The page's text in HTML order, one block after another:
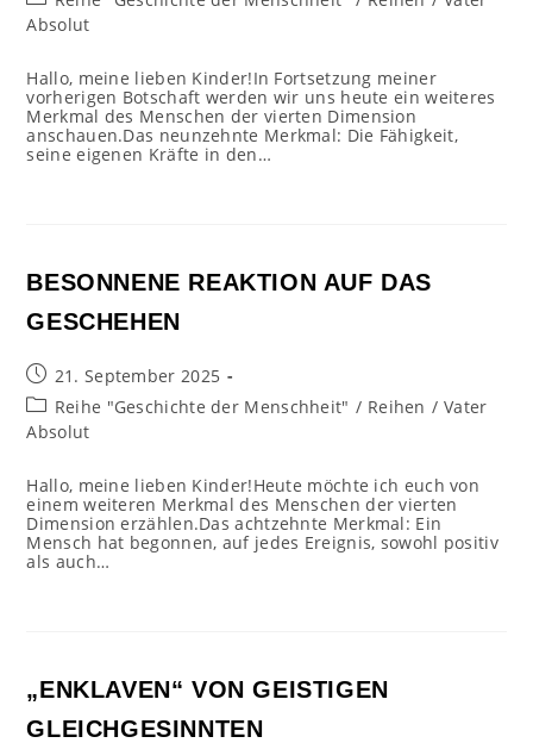
Kategorie:
Absolut
Hallo, meine lieben Kinder!In Fortsetzung meiner
vorherigen Botschaft werden wir uns heute ein weiteres
Merkmal des Menschen der vierten Dimension
anschauen.Das neunzehnte Merkmal: Die Fähigkeit,
seine eigenen Kräfte in den…
BESONNENE REAKTION AUF DAS
GESCHEHEN
Beitrag
veröffentlicht:
21. September 2025
Beitrags-
Kategorie:
Reihe "Geschichte der Menschheit" / Reihen / Vater
Absolut
Hallo, meine lieben Kinder!Heute möchte ich euch von
einem weiteren Merkmal des Menschen der vierten
Dimension erzählen.Das achtzehnte Merkmal: Ein
Mensch hat begonnen, auf jedes Ereignis, sowohl positiv
als auch…
„ENKLAVEN“ VON GEISTIGEN
GLEICHGESINNTEN